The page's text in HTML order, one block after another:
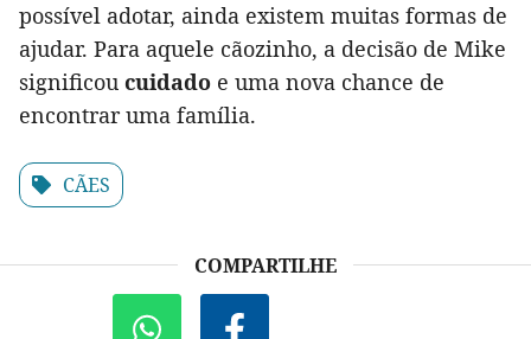
possível adotar, ainda existem muitas formas de
ajudar. Para aquele cãozinho, a decisão de Mike
significou cuidado e uma nova chance de
encontrar uma família.
CÃES
COMPARTILHE